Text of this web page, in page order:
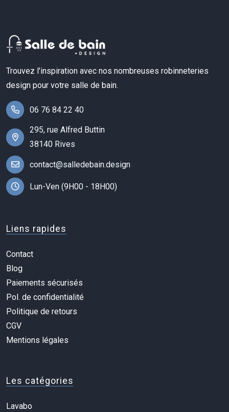
Trouvez l'inspiration avec nos nombreuses robinneteries
design pour votre salle de bain.
06 76 84 22 40
295, rue Alfred Buttin
38140 Rives
contact@salledebain.design
Lun-Ven (9H00 - 18H00)
Liens rapides
Contact
Blog
Paiements sécurisés
Pol. de confidentialité
Politique de retours
CGV
Mentions légales
Les catégories
Lavabo